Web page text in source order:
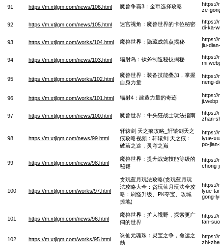
91 https://m.xtjlgm.com/news/106.html 魔兽争霸3：金币选择攻略
https://
ze-
92 https://m.xtjlgm.com/news/105.html 迷宫视角：魔兽世界的卡位秘密
https://
di-ka-
93 https://m.xtjlgm.com/works/104.html 魔兽世界：隐藏成就点揭秘
https://
jiu-
94 https://m.xtjlgm.com/news/103.html 辐射岛：钛斧制造秘技揭秘
https://
95 https://m.xtjlgm.com/works/102.html
魔兽世界：装备技能叠加，掌握
自身力量
https://
neng-
96 https://m.xtjlgm.com/works/101.html 辐射4：建造力量的奇迹
https://
ji.webp
97 https://m.xtjlgm.com/news/100.html 魔兽世界：牛头狂战士玩法指南
https://
zhan-
98 https://m.xtjlgm.com/news/99.html
轩辕剑 天之痕攻略_轩辕剑天之
痕攻略视频：轩辕剑 天之痕：
破茧之途，灵穹之巅
https://
lyue-
po-
99 https://m.xtjlgm.com/news/98.html
魔兽世界：提升战宠技能等级的
秘籍
https://
chong-
100 https://m.xtjlgm.com/works/97.html
贪玩蓝月玩法攻略(贪玩蓝月玩
法攻略大全：贪玩蓝月玩法全攻
略：刷怪升级、PK夺宝、攻城
掠地)
https://
lyue-
gong-
101 https://m.xtjlgm.com/news/96.html
魔兽世界：扩大视野，探索更广
阔的世界
https://
tan-
102 https://m.xtjlgm.com/works/95.html
诛仙元魂珠：灵宝之争，命运之
劫
https://
zhi-